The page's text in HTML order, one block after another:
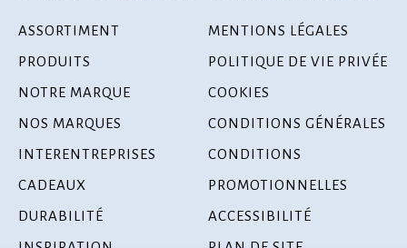
ASSORTIMENT
PRODUITS
NOTRE MARQUE
NOS MARQUES
INTERENTREPRISES
CADEAUX
DURABILITÉ
MENTIONS LÉGALES
POLITIQUE DE VIE PRIVÉE
COOKIES
CONDITIONS GÉNÉRALES
CONDITIONS
PROMOTIONNELLES
ACCESSIBILITÉ